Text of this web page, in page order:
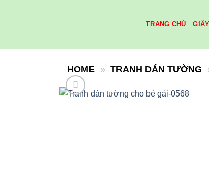
TRANG CHỦ
HOME » TRANH DÁN TƯỜNG